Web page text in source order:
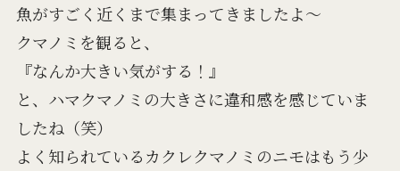
魚がすごく近くまで集まってきましたよ～
クマノミを観ると、
『なんか大きい気がする！』
と、ハマクマノミの大きさに違和感を感じていま
したね（笑）
よく知られているカクレクマノミのニモはもう少